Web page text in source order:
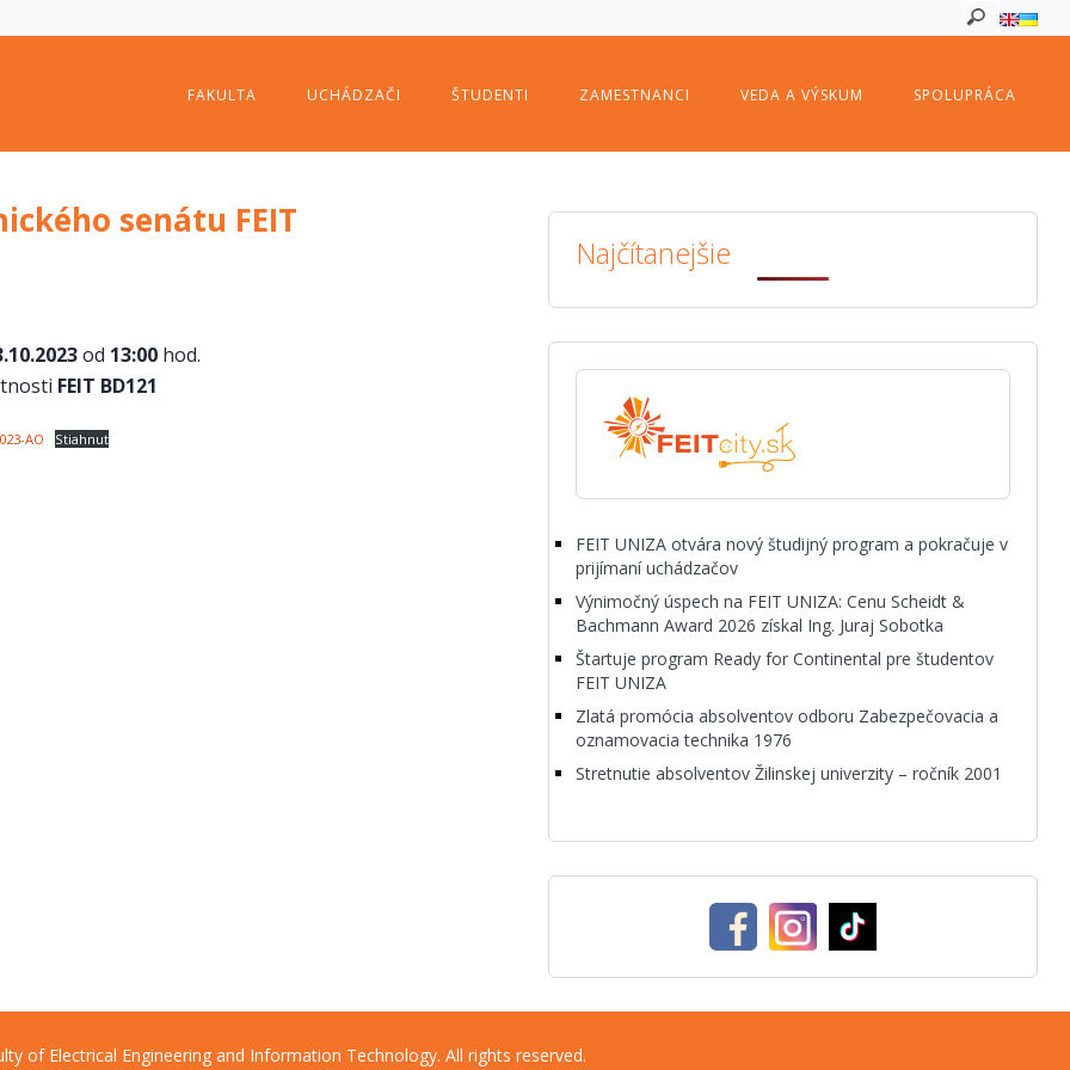
FAKULTA UCHÁDZAČI ŠTUDENTI ZAMESTNANCI VEDA A VÝSKUM SPOLUPRÁCA
senátu FEIT
od 13:00 hod.
FEIT BD121
AO Stiahnuť
Najčítanejšie
FEIT UNIZA otvára nový študijný program a pokračuje v
prijímaní uchádzačov
Výnimočný úspech na FEIT UNIZA: Cenu Scheidt &
Bachmann Award 2026 získal Ing. Juraj Sobotka
Štartuje program Ready for Continental pre študentov
FEIT UNIZA
Zlatá promócia absolventov odboru Zabezpečovacia a
oznamovacia technika 1976
Stretnutie absolventov Žilinskej univerzity – ročník 2001
of Electrical Engineering and Information Technology. All rights reserved.